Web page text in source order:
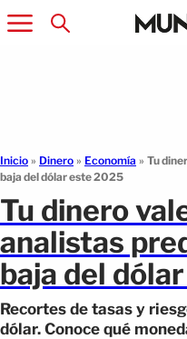
Inicio » Dinero » Economía » Tu
baja del dólar este 2025
Tu dinero
analistas
baja del
Recortes de tasas y
dólar. Conoce qué